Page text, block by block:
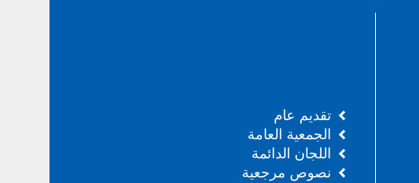
تقديم عام
الجمعية العامة
اللجان الدائمة
نصوص مرجعية